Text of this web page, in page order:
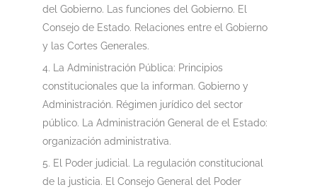
del Gobierno. Las funciones del Gobierno. El
Consejo de Estado. Relaciones entre el Gobierno
y las Cortes Generales.
La Administración Pública: Principios
constitucionales que la informan. Gobierno y
Administración. Régimen jurídico del sector
público. La Administración General de el Estado:
organización administrativa.
El Poder judicial. La regulación constitucional
de la justicia. El Consejo General del Poder